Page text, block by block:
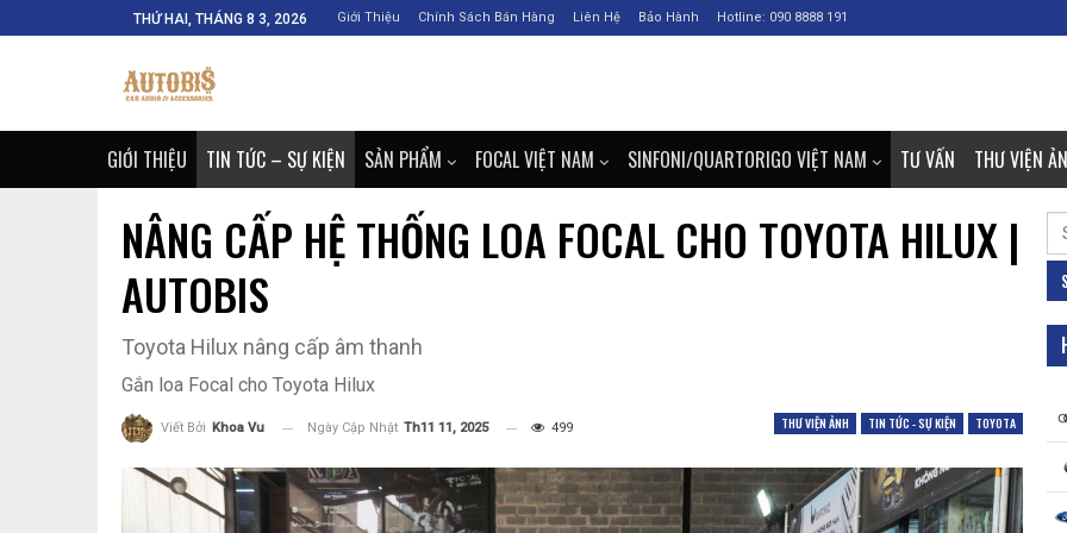
THỨ HAI, THÁNG 8 3, 2026 Giới Thiệu Chính Sách Bán Hàng Liên Hệ Bảo Hành Hotline: 090 8888 191
GIỚI THIỆU TIN TỨC – SỰ KIỆN SẢN PHẨM FOCAL VIỆT NAM SINFONI/QUARTORIGO VIỆT NAM TƯ VẤN THƯ VIỆN
NÂNG CẤP HỆ THỐNG LOA FOCAL CHO TOYOTA HILUX |
AUTOBIS
Toyota Hilux nâng cấp âm thanh
Gắn loa Focal cho Toyota Hilux
THƯ VIỆN ẢNH TIN TỨC - SỰ KIỆN TOYOTA
Viết Bởi Khoa Vu Ngày Cập Nhật Th11 11, 2025 499